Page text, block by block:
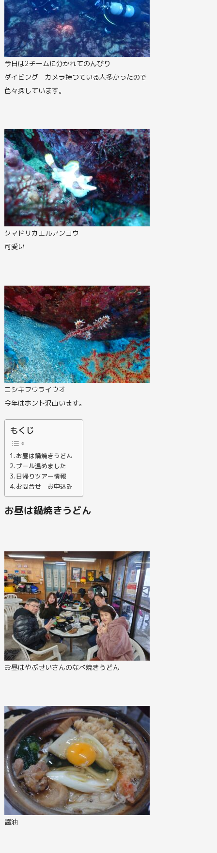
今日は2チームに分かれてのんびり
ダイビング カメラ持つている人多かったので
色々探しています。
クマドリカエルアンコウ
可愛い
ニシキフウライウオ
今年はホント沢山います。
もくじ
お昼は鍋焼きうどん
プール温めました
日帰りツアー情報
お問合せ お申込み
お昼は鍋焼きうどん
お昼はやぶせいさんのなべ焼きうどん
醤油